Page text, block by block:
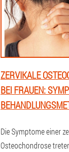
ZERVIKALE
BEI FRAUEN:
Die Symptome einer
Osteochondrose